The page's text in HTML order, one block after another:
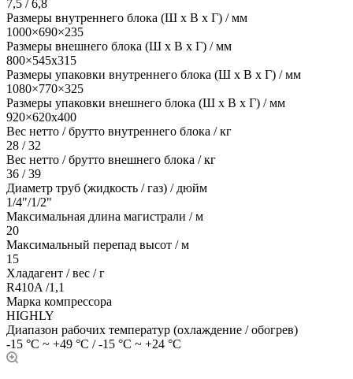
7,5 / 6,8
Размеры внутреннего блока (Ш х В х Г) / мм
1000×690×235
Размеры внешнего блока (Ш х В х Г) / мм
800×545х315
Размеры упаковки внутреннего блока (Ш х В х Г) / мм
1080×770×325
Размеры упаковки внешнего блока (Ш х В х Г) / мм
920×620х400
Вес нетто / брутто внутреннего блока / кг
28 / 32
Вес нетто / брутто внешнего блока / кг
36 / 39
Диаметр труб (жидкость / газ) / дюйм
1/4"/1/2"
Максимальная длина магистрали / м
20
Максимальный перепад высот / м
15
Хладагент / вес / г
R410A /1,1
Марка компрессора
HIGHLY
Диапазон рабочих температур (охлаждение / обогрев)
-15 °C ~ +49 °C / -15 °C ~ +24 °C